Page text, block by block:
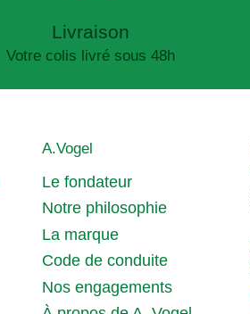
Livraison
Votre colis livré sous 48h
A.Vogel
Le fondateur
Notre philosophie
La marque
Code de conduite
Nos engagements